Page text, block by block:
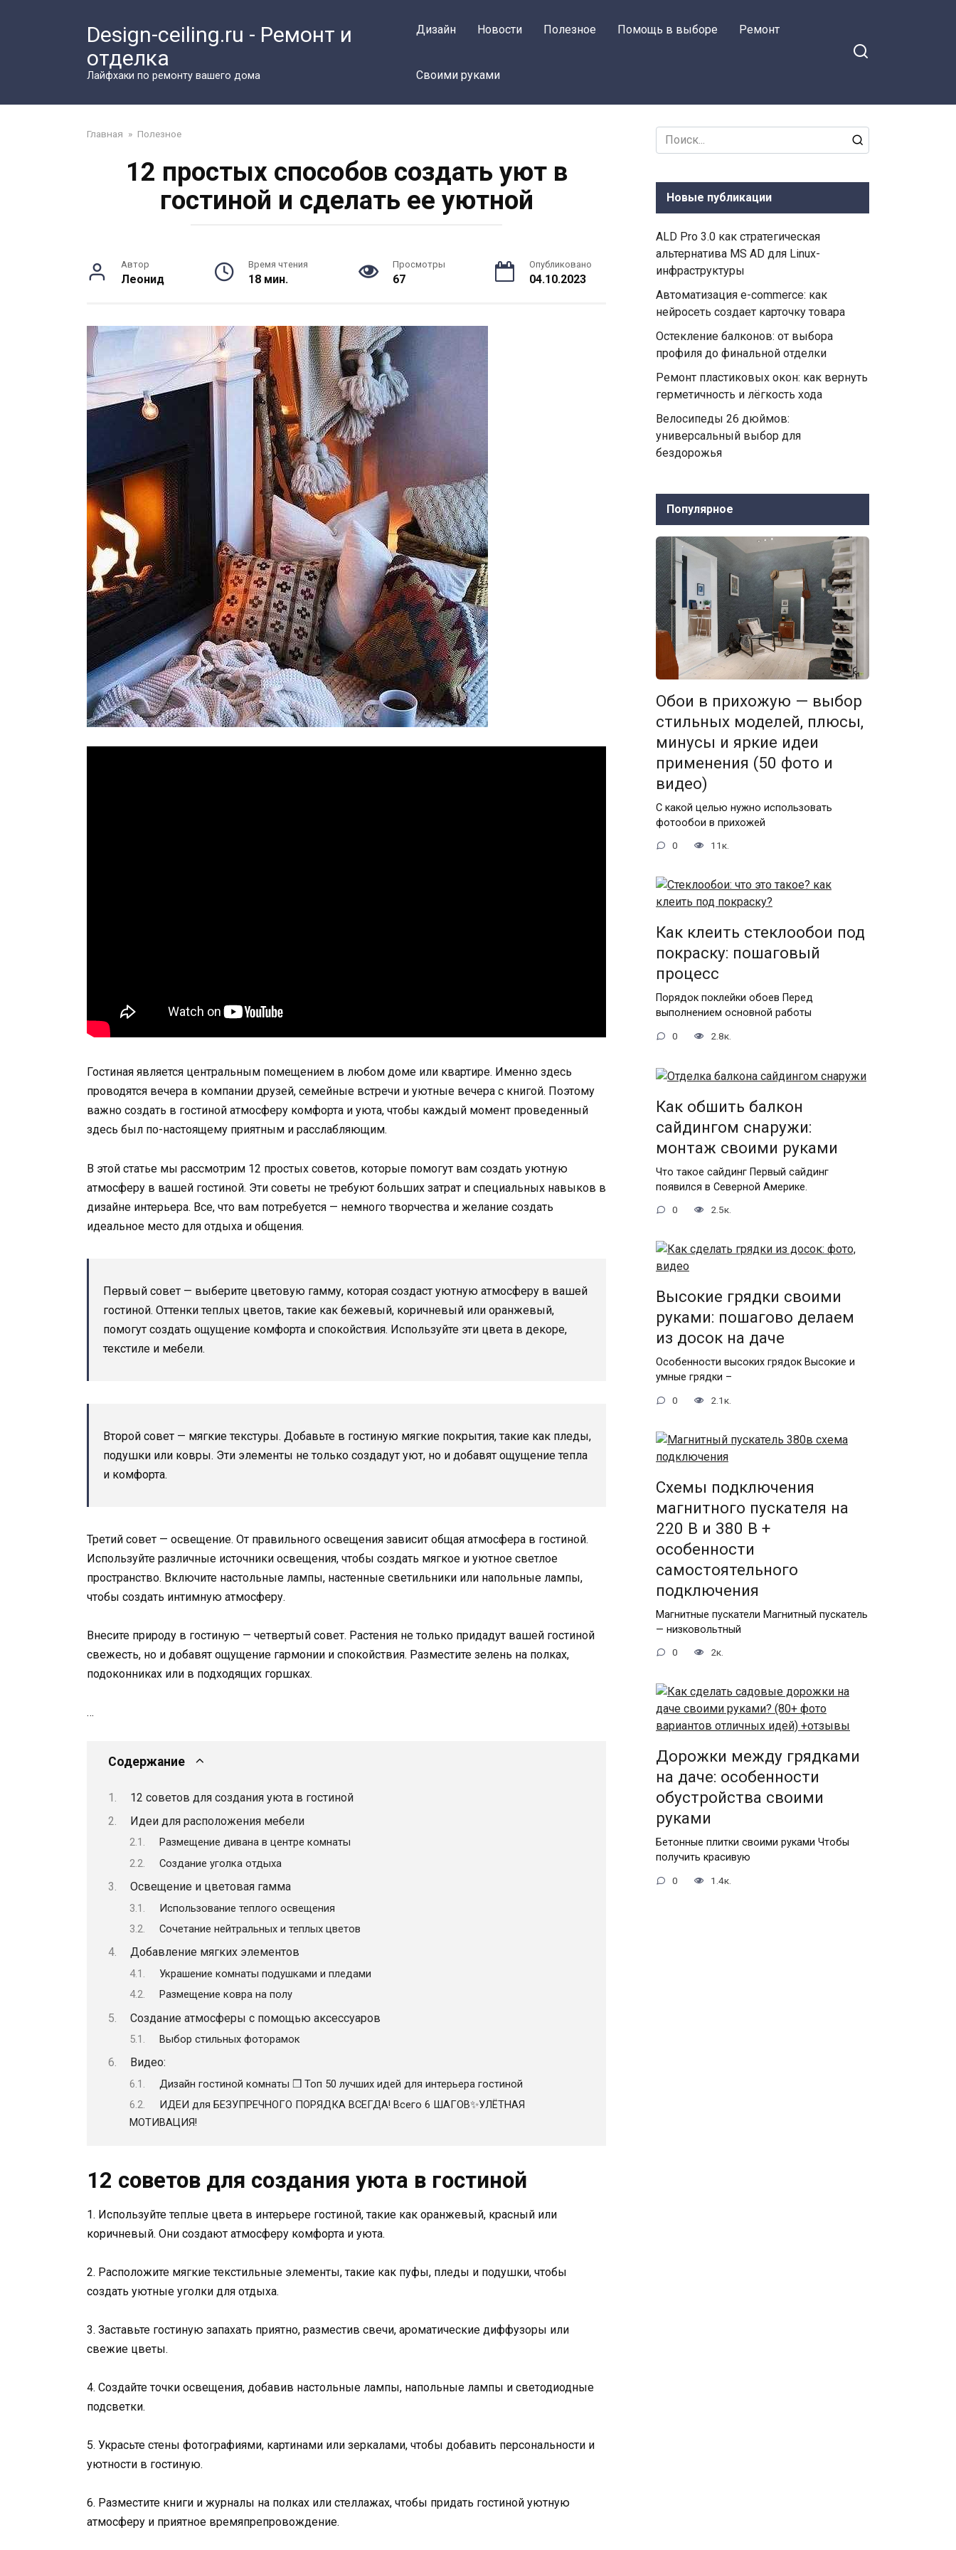
Design-ceiling.ru - Ремонт и
отделка
Лайфхаки по ремонту вашего дома
Дизайн Новости Полезное Помощь в выборе Ремонт
Своими руками
Главная » Полезное
12 простых способов создать уют в
гостиной и сделать ее уютной
Автор
Леонид
Время чтения
18 мин.
Просмотры
67
Опубликовано
04.10.2023
Гостиная является центральным помещением в любом доме или квартире. Именно здесь
проводятся вечера в компании друзей, семейные встречи и уютные вечера с книгой. Поэтому
важно создать в гостиной атмосферу комфорта и уюта, чтобы каждый момент проведенный
здесь был по-настоящему приятным и расслабляющим.
В этой статье мы рассмотрим 12 простых советов, которые помогут вам создать уютную
атмосферу в вашей гостиной. Эти советы не требуют больших затрат и специальных навыков в
дизайне интерьера. Все, что вам потребуется — немного творчества и желание создать
идеальное место для отдыха и общения.
Первый совет — выберите цветовую гамму, которая создаст уютную атмосферу в вашей
гостиной. Оттенки теплых цветов, такие как бежевый, коричневый или оранжевый,
помогут создать ощущение комфорта и спокойствия. Используйте эти цвета в декоре,
текстиле и мебели.
Второй совет — мягкие текстуры. Добавьте в гостиную мягкие покрытия, такие как пледы,
подушки или ковры. Эти элементы не только создадут уют, но и добавят ощущение тепла
и комфорта.
Третий совет — освещение. От правильного освещения зависит общая атмосфера в гостиной.
Используйте различные источники освещения, чтобы создать мягкое и уютное светлое
пространство. Включите настольные лампы, настенные светильники или напольные лампы,
чтобы создать интимную атмосферу.
Внесите природу в гостиную — четвертый совет. Растения не только придадут вашей гостиной
свежесть, но и добавят ощущение гармонии и спокойствия. Разместите зелень на полках,
подоконниках или в подходящих горшках.
…
Содержание
12 советов для создания уюта в гостиной
Идеи для расположения мебели
Размещение дивана в центре комнаты
Создание уголка отдыха
Освещение и цветовая гамма
Использование теплого освещения
Сочетание нейтральных и теплых цветов
Добавление мягких элементов
Украшение комнаты подушками и пледами
Размещение ковра на полу
Создание атмосферы с помощью аксессуаров
Выбор стильных фоторамок
Видео:
Дизайн гостиной комнаты ❒︎ Топ 50 лучших идей для интерьера гостиной
ИДЕИ для БЕЗУПРЕЧНОГО ПОРЯДКА ВСЕГДА! Всего 6 ШАГОВ✨УЛЁТНАЯ
МОТИВАЦИЯ!
12 советов для создания уюта в гостиной
1. Используйте теплые цвета в интерьере гостиной, такие как оранжевый, красный или
коричневый. Они создают атмосферу комфорта и уюта.
2. Расположите мягкие текстильные элементы, такие как пуфы, пледы и подушки, чтобы
создать уютные уголки для отдыха.
3. Заставьте гостиную запахать приятно, разместив свечи, ароматические диффузоры или
свежие цветы.
4. Создайте точки освещения, добавив настольные лампы, напольные лампы и светодиодные
подсветки.
5. Украсьте стены фотографиями, картинами или зеркалами, чтобы добавить персональности и
уютности в гостиную.
6. Разместите книги и журналы на полках или стеллажах, чтобы придать гостиной уютную
атмосферу и приятное времяпрепровождение.
Search
for:
Новые публикации
ALD Pro 3.0 как стратегическая
альтернатива MS AD для Linux-
инфраструктуры
Автоматизация e-commerce: как
нейросеть создает карточку товара
Остекление балконов: от выбора
профиля до финальной отделки
Ремонт пластиковых окон: как вернуть
герметичность и лёгкость хода
Велосипеды 26 дюймов:
универсальный выбор для
бездорожья
Популярное
Обои в прихожую — выбор
стильных моделей, плюсы,
минусы и яркие идеи
применения (50 фото и
видео)
С какой целью нужно использовать
фотообои в прихожей
0 11к.
Как клеить стеклообои под
покраску: пошаговый
процесс
Порядок поклейки обоев Перед
выполнением основной работы
0 2.8к.
Как обшить балкон
сайдингом снаружи:
монтаж своими руками
Что такое сайдинг Первый сайдинг
появился в Северной Америке.
0 2.5к.
Высокие грядки своими
руками: пошагово делаем
из досок на даче
Особенности высоких грядок Высокие и
умные грядки –
0 2.1к.
Схемы подключения
магнитного пускателя на
220 В и 380 В +
особенности
самостоятельного
подключения
Магнитные пускатели Магнитный пускатель
— низковольтный
0 2к.
Дорожки между грядками
на даче: особенности
обустройства своими
руками
Бетонные плитки своими руками Чтобы
получить красивую
0 1.4к.